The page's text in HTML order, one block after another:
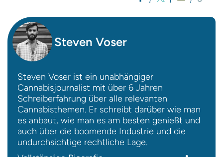
Steven Voser
Steven Voser ist ein unabhängiger
Cannabisjournalist mit über 6 Jahren
Schreiberfahrung über alle relevanten
Cannabisthemen. Er schreibt darüber wie man
es anbaut, wie man es am besten genießt und
auch über die boomende Industrie und die
undurchsichtige rechtliche Lage.